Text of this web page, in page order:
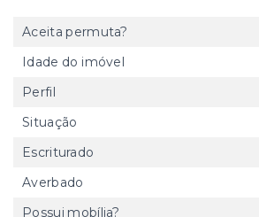
Aceita permuta?
Idade do imóvel
Perfil
Situação
Escriturado
Averbado
Possui mobília?